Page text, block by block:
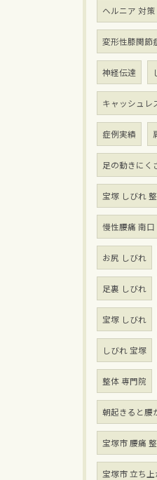
ヘルニア 対策
変形性膝関節
神経伝達
キャッシュレ
症例実績
足の動きにく
宝塚 しびれ
慢性腰痛 南口
お尻 しびれ
足裏 しびれ
宝塚 しびれ
しびれ 宝塚
整体 専門院
朝起きると腰
宝塚市 腰痛
宝塚市 立ち